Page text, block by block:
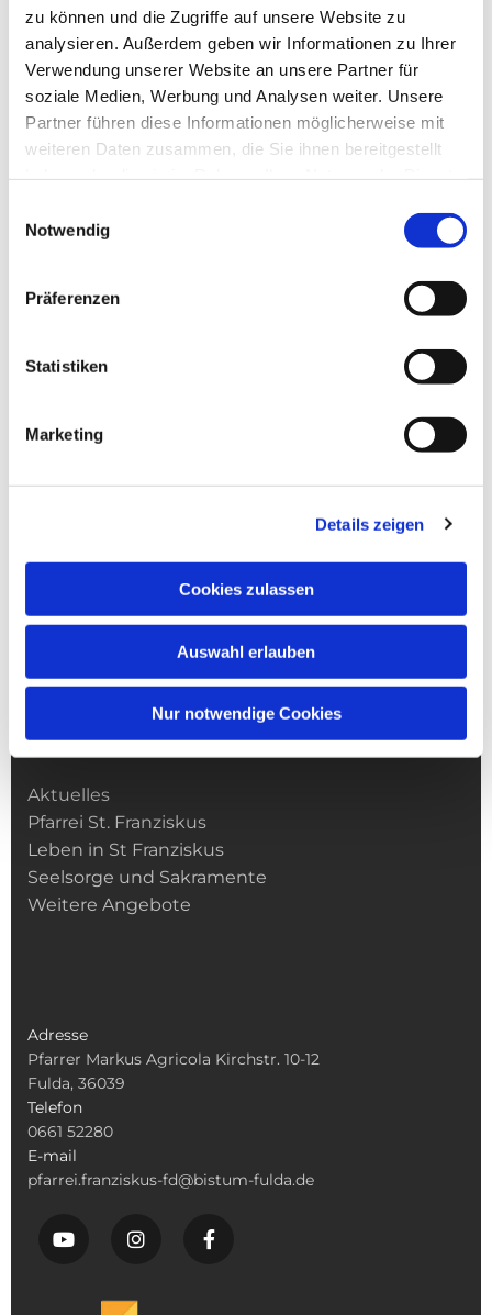
zu können und die Zugriffe auf unsere Website zu
analysieren. Außerdem geben wir Informationen zu Ihrer
Verwendung unserer Website an unsere Partner für
soziale Medien, Werbung und Analysen weiter. Unsere
Partner führen diese Informationen möglicherweise mit
weiteren Daten zusammen, die Sie ihnen bereitgestellt
Notwendig
Präferenzen
Statistiken
Marketing
Details zeigen
Cookies zulassen
Auswahl erlauben
Nur notwendige Cookies
Dies könnte Sie auch
interessieren
Kirchengemeinde­­ St. Franziskus
Aktuelles
Pfarrei St. Franziskus
Leben in St Franziskus
Seelsorge und Sakramente
Weitere Angebote
Adresse
Pfarrer Markus Agricola Kirchstr. 10-12
Fulda, 36039
Telefon
0661 52280
E-mail
pfarrei.franziskus-fd@bistum-fulda.de